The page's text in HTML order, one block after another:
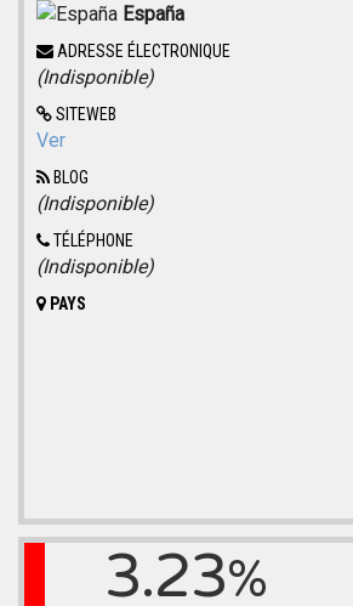
España
ADRESSE ÉLECTRONIQUE
(Indisponible)
SITEWEB
Ver
BLOG
(Indisponible)
TÉLÉPHONE
(Indisponible)
PAYS
3.23%